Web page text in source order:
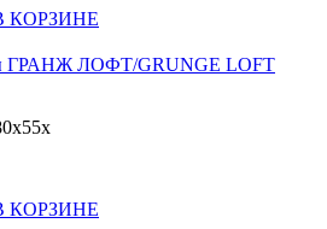
КОРЗИНЕ
ГРАНЖ ЛОФТ/GRUNGE LOFT
КОРЗИНЕ